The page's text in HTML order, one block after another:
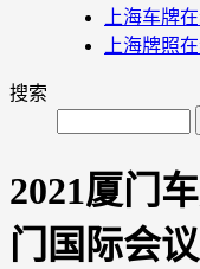
上海车牌
上海牌照
搜索
2021厦门
门国际会